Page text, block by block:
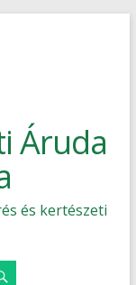
Áruda
és kertészeti